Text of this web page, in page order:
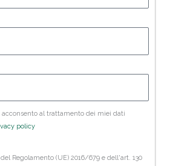
al trattamento dei miei dati
policy
Regolamento (UE) 2016/679 e dell'art. 130